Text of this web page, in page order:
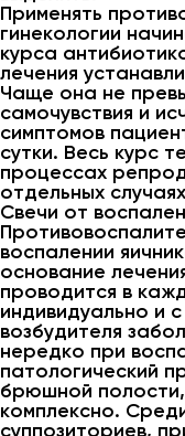
Применять
гинекологии
курса
лечения
Чаще она не
самочувствия и
симптомов
сутки. Весь курс
процессах
отдельных
Свечи от
воспалении
основание
проводится в
индивидуально и
возбудителя
нередко при
патологический
брюшной
комплексно.
суппозиториев,